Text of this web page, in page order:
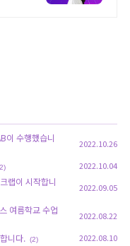
이 수행했습니
2022.10.26
2022.10.04
랩이 시작합니
2022.09.05
여름학교 수업
2022.08.22
니다. (2) 2022.08.10